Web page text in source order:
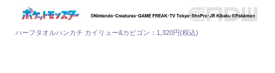
ハーフタオルハンカチ カイリュー&カビゴン：1,320円(税込)